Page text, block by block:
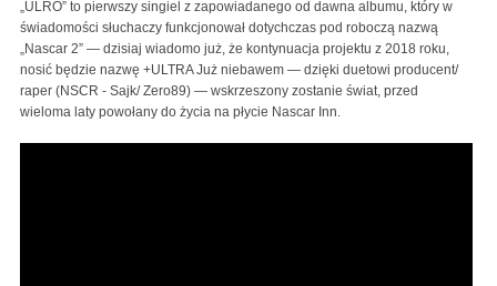
„ULRO” to pierwszy singiel z zapowiadanego od dawna albumu, który w
świadomości słuchaczy funkcjonował dotychczas pod roboczą nazwą
„Nascar 2” — dzisiaj wiadomo już, że kontynuacja projektu z 2018 roku,
nosić będzie nazwę +ULTRA Już niebawem — dzięki duetowi producent/
raper (NSCR - Sajk/ Zero89) — wskrzeszony zostanie świat, przed
wieloma laty powołany do życia na płycie Nascar Inn.